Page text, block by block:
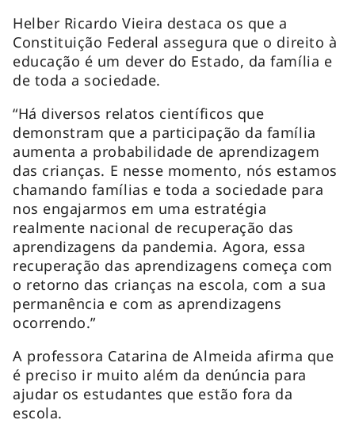
Helber Ricardo Vieira destaca os que a
Constituição Federal assegura que o direito à
educação é um dever do Estado, da família e
de toda a sociedade.
“Há diversos relatos científicos que
demonstram que a participação da família
aumenta a probabilidade de aprendizagem
das crianças. E nesse momento, nós estamos
chamando famílias e toda a sociedade para
nos engajarmos em uma estratégia
realmente nacional de recuperação das
aprendizagens da pandemia. Agora, essa
recuperação das aprendizagens começa com
o retorno das crianças na escola, com a sua
permanência e com as aprendizagens
ocorrendo.”
A professora Catarina de Almeida afirma que
é preciso ir muito além da denúncia para
ajudar os estudantes que estão fora da
escola.